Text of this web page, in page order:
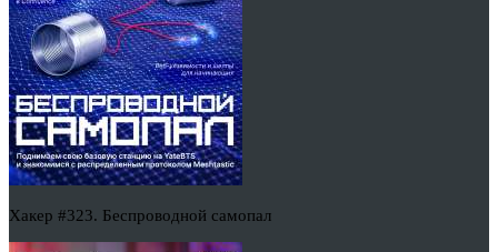
Хакер #323. Беспроводной самопал